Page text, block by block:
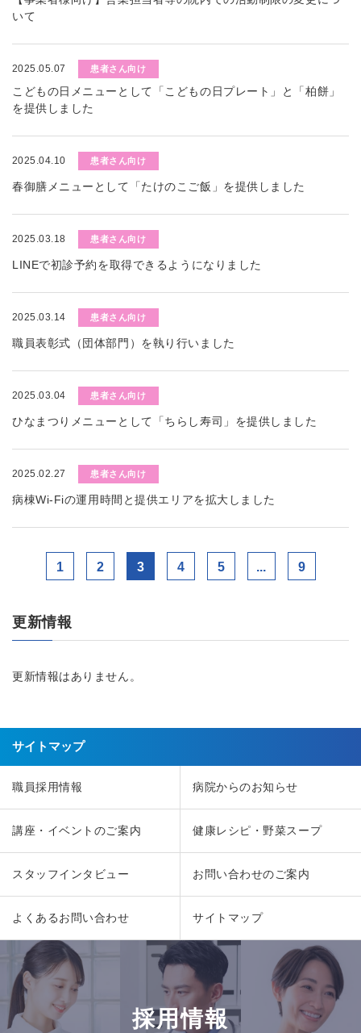
いて
2025.05.07 患者さん向け
こどもの日メニューとして「こどもの日プレート」と「柏餅」
を提供しました
2025.04.10 患者さん向け
春御膳メニューとして「たけのこご飯」を提供しました
2025.03.18 患者さん向け
LINEで初診予約を取得できるようになりました
2025.03.14 患者さん向け
職員表彰式（団体部門）を執り行いました
2025.03.04 患者さん向け
ひなまつりメニューとして「ちらし寿司」を提供しました
2025.02.27 患者さん向け
病棟Wi-Fiの運用時間と提供エリアを拡大しました
1 2 3 4 5 ... 9
更新情報
更新情報はありません。
サイトマップ
職員採用情報 病院からのお知らせ
講座・イベントのご案内 健康レシピ・野菜スープ
スタッフインタビュー お問い合わせのご案内
よくあるお問い合わせ サイトマップ
採用情報